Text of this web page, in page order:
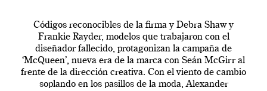
Códigos reconocibles de la firma y Debra Shaw y
Frankie Rayder, modelos que trabajaron con el
diseñador fallecido, protagonizan la campaña de
‘McQueen’, nueva era de la marca con Seán McGirr al
frente de la dirección creativa. Con el viento de cambio
soplando en los pasillos de la moda, Alexander